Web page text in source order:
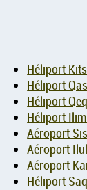
Héliport
Héliport
Héliport
Héliport
Aéroport
Aéroport
Aéroport